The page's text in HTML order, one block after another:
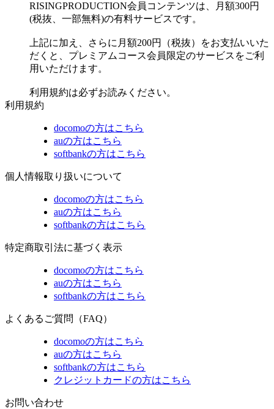
RISINGPRODUCTION会員コンテンツは、月額300円
(税抜、一部無料)の有料サービスです。
上記に加え、さらに月額200円（税抜）をお支払いいた
だくと、プレミアムコース会員限定のサービスをご利
用いただけます。
利用規約は必ずお読みください。
利用規約
docomoの方はこちら
auの方はこちら
softbankの方はこちら
個人情報取り扱いについて
docomoの方はこちら
auの方はこちら
softbankの方はこちら
特定商取引法に基づく表示
docomoの方はこちら
auの方はこちら
softbankの方はこちら
よくあるご質問（FAQ）
docomoの方はこちら
auの方はこちら
softbankの方はこちら
クレジットカードの方はこちら
お問い合わせ